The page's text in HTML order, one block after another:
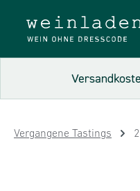
Zum Hauptinhalt springen
Vergangene Tastings